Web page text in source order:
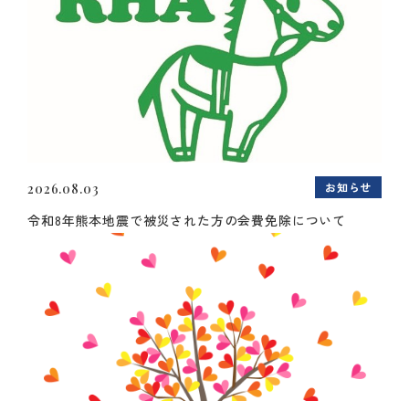
2026.08.03 お知らせ
令和8年熊本地震で被災された方の会費免除について